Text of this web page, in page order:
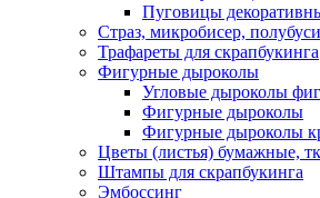
Пуговицы
Страз, микробисер,
Трафареты для скрапбукинга
Фигурные дыроколы
Угловые дыроколы
Фигурные дыроколы
Фигурные дыроколы
Цветы (листья) бумажные,
Штампы для скрапбукинга
Эмбоссинг